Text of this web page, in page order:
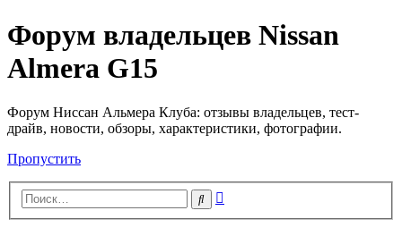
Форум владельцев Nissan
Almera G15
Форум Ниссан Альмера Клуба: отзывы владельцев, тест-
драйв, новости, обзоры, характеристики, фотографии.
Пропустить
Поиск